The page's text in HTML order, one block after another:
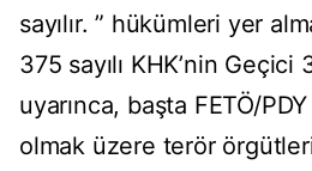
sayılır. ” hükümleri yer
375 sayılı KHK’nin Geçici
uyarınca, başta FETÖ/
olmak üzere terör